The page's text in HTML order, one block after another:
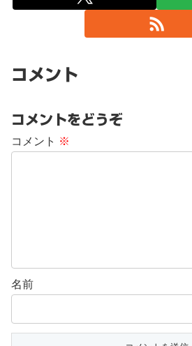
コメント
コメントをどうぞ
コメント ※
名前